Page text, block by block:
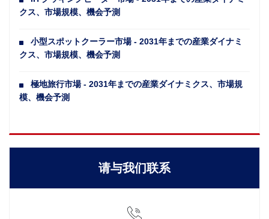
クス、市場規模、機会予測
小型スポットクーラー市場 - 2031年までの産業ダイナミ
クス、市場規模、機会予測
極地旅行市場 - 2031年までの産業ダイナミクス、市場規
模、機会予測
请与我们联系